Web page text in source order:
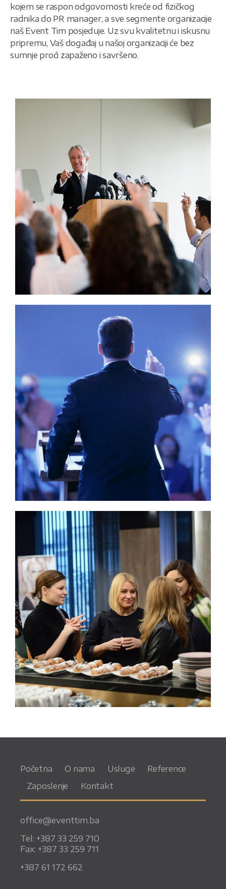
kojem se raspon odgovornosti kreće od fizičkog
radnika do PR manager, a sve segmente organizacije
naš Event Tim posjeduje. Uz svu kvalitetnu i iskusnu
pripremu, Vaš događaj u našoj organizaciji će bez
sumnje proći zapaženo i savršeno.
Početna O nama Usluge
Reference
Zaposlenje
Kontakt
office@eventtim.ba
Tel: +387 33 259 710
Fax: +387 33 259 711
+387 61 172 662